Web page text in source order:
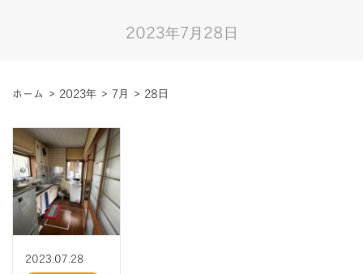
2023年7月28日
ホーム > 2023年 > 7月 > 28日
2023.07.28